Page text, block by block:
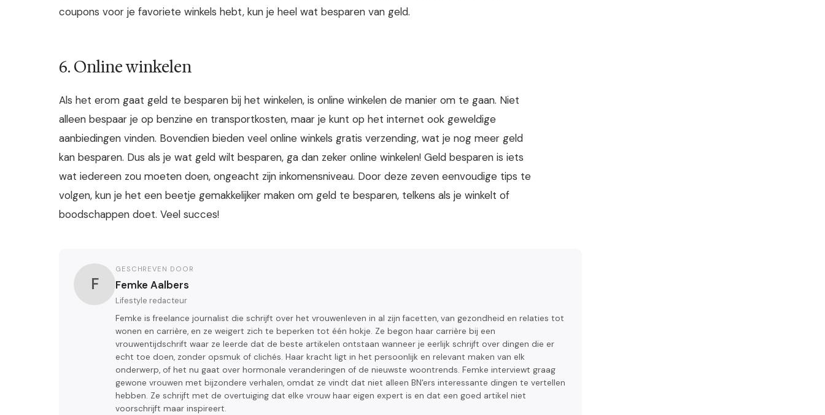
coupons voor je favoriete winkels hebt, kun je heel wat besparen van geld.
6. Online winkelen
Als het erom gaat geld te besparen bij het winkelen, is online winkelen de manier om te gaan. Niet
alleen bespaar je op benzine en transportkosten, maar je kunt op het internet ook geweldige
aanbiedingen vinden. Bovendien bieden veel online winkels gratis verzending, wat je nog meer geld
kan besparen. Dus als je wat geld wilt besparen, ga dan zeker online winkelen! Geld besparen is iets
wat iedereen zou moeten doen, ongeacht zijn inkomensniveau. Door deze zeven eenvoudige tips te
volgen, kun je het een beetje gemakkelijker maken om geld te besparen, telkens als je winkelt of
boodschappen doet. Veel succes!
F
GESCHREVEN DOOR
Femke Aalbers
Lifestyle redacteur
Femke is freelance journalist die schrijft over het vrouwenleven in al zijn facetten, van gezondheid en relaties tot
wonen en carrière, en ze weigert zich te beperken tot één hokje. Ze begon haar carrière bij een
vrouwentijdschrift waar ze leerde dat de beste artikelen ontstaan wanneer je eerlijk schrijft over dingen die er
echt toe doen, zonder opsmuk of clichés. Haar kracht ligt in het persoonlijk en relevant maken van elk
onderwerp, of het nu gaat over hormonale veranderingen of de nieuwste woontrends. Femke interviewt graag
gewone vrouwen met bijzondere verhalen, omdat ze vindt dat niet alleen BN'ers interessante dingen te vertellen
hebben. Ze schrijft met de overtuiging dat elke vrouw haar eigen expert is en dat een goed artikel niet
voorschrijft maar inspireert.